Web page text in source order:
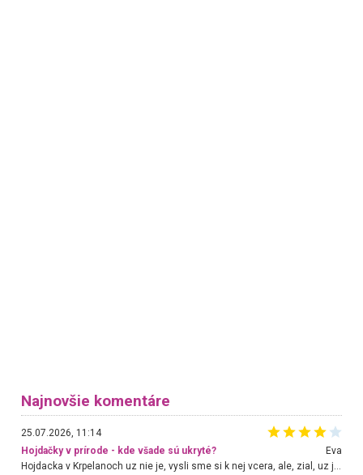
Najnovšie komentáre
25.07.2026, 11:14
Hojdačky v prírode - kde všade sú ukryté?
Eva
Hojdacka v Krpelanoch uz nie je, vysli sme si k nej vcera, ale, zial, uz je znicena. Ak sem planujete cestu len kvoli hojdacke, mozete si ju usetrit. Krasny vyhlad je tu vsak aj bez hojdacky :-)